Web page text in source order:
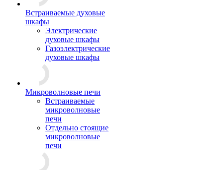
Встраиваемые духовые
шкафы
Электрические
духовые шкафы
Газоэлектрические
духовые шкафы
Микроволновые печи
Встраиваемые
микроволновые
печи
Отдельно стоящие
микроволновые
печи